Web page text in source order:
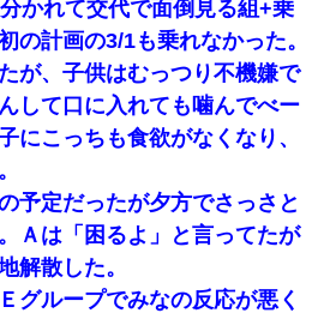
かれて交代で面倒見る組+乗
の計画の3/1も乗れなかった。
が、子供はむっつり不機嫌で
して口に入れても噛んでべー
にこっちも食欲がなくなり、
予定だったが夕方でさっさと
Ａは「困るよ」と言ってたが
解散した。
グループでみなの反応が悪く